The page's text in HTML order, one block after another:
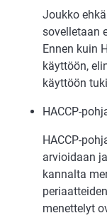
Joukko
sovelletaan
Ennen kuin
käyttöön,
käyttöön
HACCP-
HACCP-
arvioidaan
kannalta
menettelyt